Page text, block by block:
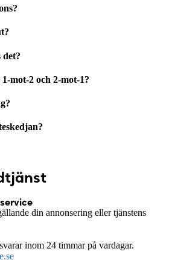
mot-2 och 2-mot-1?
din annonsering eller tjänstens
inom 24 timmar på vardagar.